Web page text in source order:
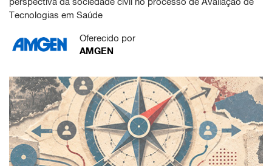
Tecnologias em Saúde
Oferecido por
AMGEN